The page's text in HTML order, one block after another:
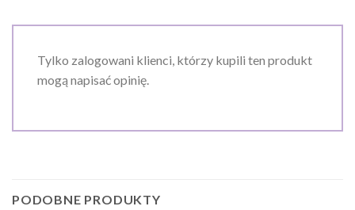
Tylko zalogowani klienci, którzy kupili ten produkt
mogą napisać opinię.
PODOBNE PRODUKTY